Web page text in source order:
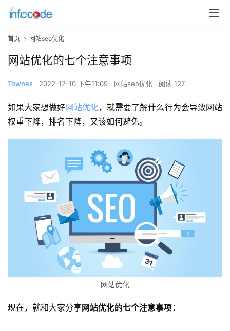
首页 网站seo优化
网站优化的七个注意事项
Townes 2022-12-10 下午11:09 网站seo优化 阅读 127
如果大家想做好网站优化，就需要了解什么行为会导致网站
权重下降，排名下降，又该如何避免。
网站优化
现在，就和大家分享网站优化的七个注意事项：